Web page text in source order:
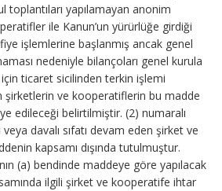
toplantıları yapılamayan anonim
ile Kanun’un yürürlüğe girdiği
işlemlerine başlanmış ancak genel
nedeniyle bilançoları genel kurula
ticaret sicilinden terkin işlemi
şirketlerin ve kooperatiflerin bu madde
edileceği belirtilmiştir. (2) numaralı
veya davalı sıfatı devam eden şirket ve
kapsamı dışında tutulmuştur.
(a) bendinde maddeye göre yapılacak
ilgili şirket ve kooperatife ihtar